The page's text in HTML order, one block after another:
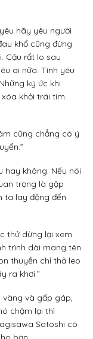
hãy yêu người
khổ cũng đừng
Cậu rất lo sau
ai nữa. Tình yêu
ký ức khi
khỏi trái tim.
cũng chẳng có ý
hay không. Nếu nói
trọng là gặp
ta lay động đến
thử dừng lại xem
trình dài mang tên
thuyền chỉ thả leo
ra khơi.”
vàng và gấp gáp,
chậm lại thì
Satoshi có